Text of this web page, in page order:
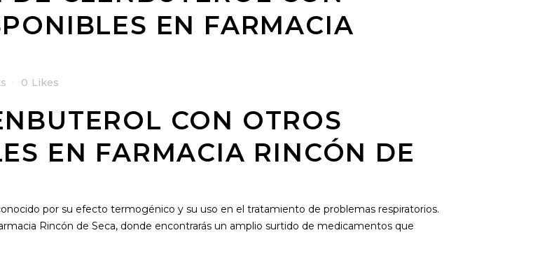
EN FARMACIA
0 Likes
CON OTROS
EN FARMACIA RINCÓN DE
por su efecto termogénico y su uso en el tratamiento de problemas respiratorios.
Rincón de Seca, donde encontrarás un amplio surtido de medicamentos que